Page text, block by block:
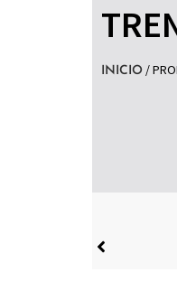
INICIO /